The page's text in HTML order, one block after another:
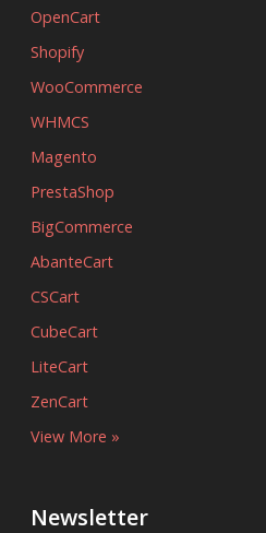
OpenCart
Shopify
WooCommerce
WHMCS
Magento
PrestaShop
BigCommerce
AbanteCart
CSCart
CubeCart
LiteCart
ZenCart
View More »
Newsletter